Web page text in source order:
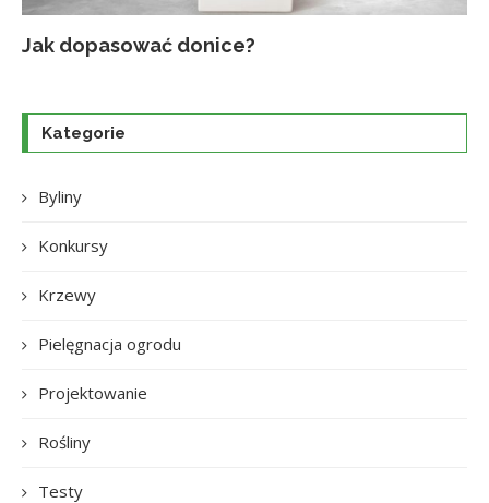
Jak dopasować donice?
Kategorie
Byliny
Konkursy
Krzewy
Pielęgnacja ogrodu
Projektowanie
Rośliny
Testy